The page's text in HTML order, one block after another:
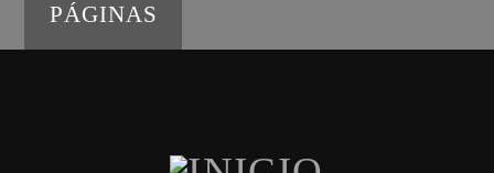
PÁGINAS